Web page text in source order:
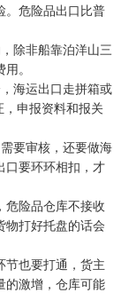
。危险品出口比普
除非船靠泊洋山三
。
海运出口走拼箱或
申报资料和报关
要审核，还要做海
口要环环相扣，才
危险品仓库不接收
物打好托盘的话会
节也要打通，货主
的激增，仓库可能